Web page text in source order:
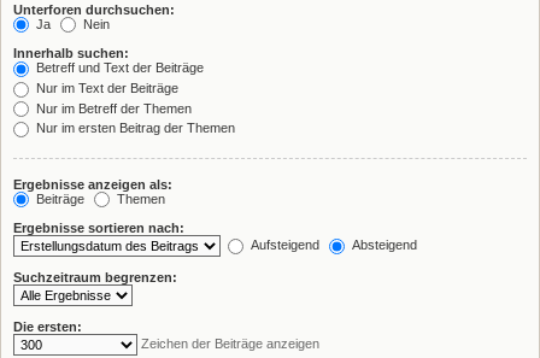
Unterforen durchsuchen:
Ja
Nein
Innerhalb suchen:
Betreff und Text der Beiträge
Nur im Text der Beiträge
Nur im Betreff der Themen
Nur im ersten Beitrag der Themen
Ergebnisse anzeigen als:
Beiträge
Themen
Ergebnisse sortieren nach:
Aufsteigend
Absteigend
Suchzeitraum begrenzen:
Die ersten:
Zeichen der Beiträge anzeigen